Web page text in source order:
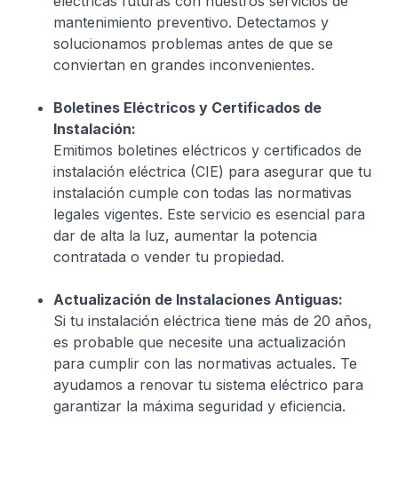
mantenimiento preventivo. Detectamos y
solucionamos problemas antes de que se
conviertan en grandes inconvenientes.
Boletines Eléctricos y Certificados de
Instalación:
Emitimos boletines eléctricos y certificados de
instalación eléctrica (CIE) para asegurar que tu
instalación cumple con todas las normativas
legales vigentes. Este servicio es esencial para
dar de alta la luz, aumentar la potencia
contratada o vender tu propiedad.
Actualización de Instalaciones Antiguas:
Si tu instalación eléctrica tiene más de 20 años,
es probable que necesite una actualización
para cumplir con las normativas actuales. Te
ayudamos a renovar tu sistema eléctrico para
garantizar la máxima seguridad y eficiencia.